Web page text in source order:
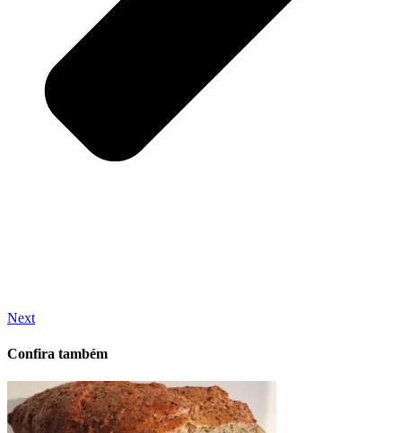
Next
Confira também